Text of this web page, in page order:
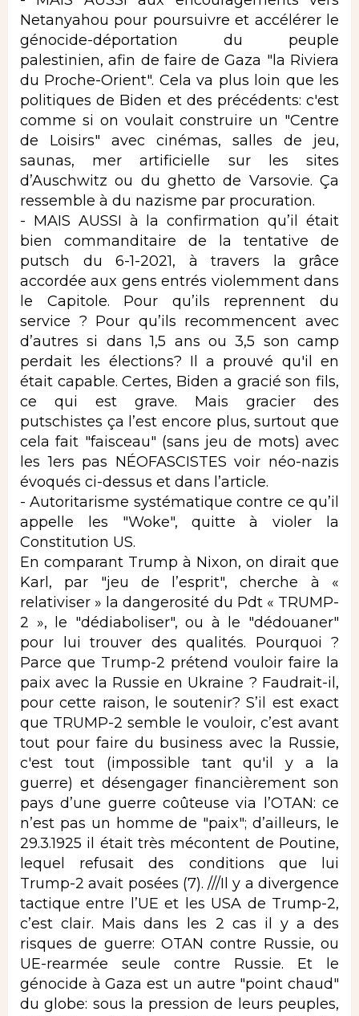
Netanyahou pour poursuivre et accélérer le
génocide-déportation du peuple
palestinien, afin de faire de Gaza "la Riviera
du Proche-Orient". Cela va plus loin que les
politiques de Biden et des précédents: c'est
comme si on voulait construire un "Centre
de Loisirs" avec cinémas, salles de jeu,
saunas, mer artificielle sur les sites
d’Auschwitz ou du ghetto de Varsovie. Ça
ressemble à du nazisme par procuration.
- MAIS AUSSI à la confirmation qu’il était
bien commanditaire de la tentative de
putsch du 6-1-2021, à travers la grâce
accordée aux gens entrés violemment dans
le Capitole. Pour qu’ils reprennent du
service ? Pour qu’ils recommencent avec
d’autres si dans 1,5 ans ou 3,5 son camp
perdait les élections? Il a prouvé qu'il en
était capable. Certes, Biden a gracié son fils,
ce qui est grave. Mais gracier des
putschistes ça l’est encore plus, surtout que
cela fait "faisceau" (sans jeu de mots) avec
les 1ers pas NÉOFASCISTES voir néo-nazis
évoqués ci-dessus et dans l’article.
- Autoritarisme systématique contre ce qu’il
appelle les "Woke", quitte à violer la
Constitution US.
En comparant Trump à Nixon, on dirait que
Karl, par "jeu de l’esprit", cherche à «
relativiser » la dangerosité du Pdt « TRUMP-
2 », le "dédiaboliser", ou à le "dédouaner"
pour lui trouver des qualités. Pourquoi ?
Parce que Trump-2 prétend vouloir faire la
paix avec la Russie en Ukraine ? Faudrait-il,
pour cette raison, le soutenir? S’il est exact
que TRUMP-2 semble le vouloir, c’est avant
tout pour faire du business avec la Russie,
c'est tout (impossible tant qu'il y a la
guerre) et désengager financièrement son
pays d’une guerre coûteuse via l’OTAN: ce
n’est pas un homme de "paix"; d’ailleurs, le
29.3.1925 il était très mécontent de Poutine,
lequel refusait des conditions que lui
Trump-2 avait posées (7). ///Il y a divergence
tactique entre l’UE et les USA de Trump-2,
c’est clair. Mais dans les 2 cas il y a des
risques de guerre: OTAN contre Russie, ou
UE-rearmée seule contre Russie. Et le
génocide à Gaza est un autre "point chaud"
du globe: sous la pression de leurs peuples,